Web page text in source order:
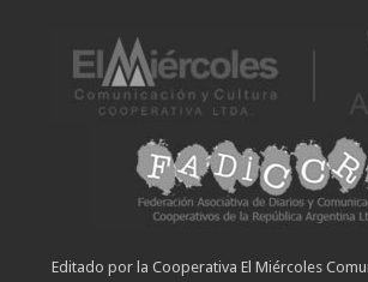
Editado por la Cooperativa El Miércoles